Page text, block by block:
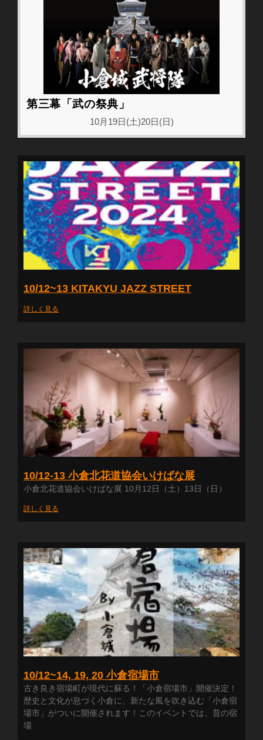
第三幕「武の祭典」
10月19日(土)20日(日)
10/12~13 KITAKYU JAZZ STREET
詳しく見る
10/12-13 小倉北花道協会いけばな展
小倉北花道協会いけばな展 10月12日（土）13日（日）
詳しく見る
10/12~14, 19, 20 小倉宿場市
古き良き宿場町が現代に蘇る！「小倉宿場市」開催決定！
歴史と文化が息づく小倉に、新たな風を吹き込む「小倉宿
場市」がついに開催されます！このイベントでは、昔の宿
場